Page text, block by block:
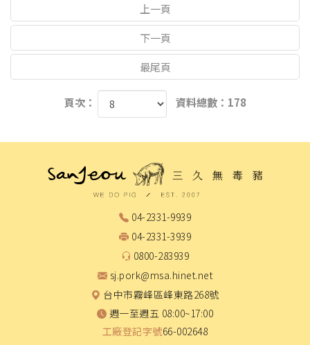
上一頁
下一頁
最尾頁
頁次： 資料總數：178
04-2331-9939
04-2331-3939
0800-283939
sj.pork@msa.hinet.net
台中市霧峰區峰東路268號
週一至週五 08:00~17:00
工廠登記字號66-002648